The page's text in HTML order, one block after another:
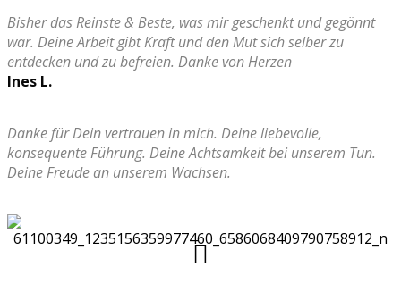
Bisher das Reinste & Beste, was mir geschenkt und gegönnt
war. Deine Arbeit gibt Kraft und den Mut sich selber zu
entdecken und zu befreien. Danke von Herzen
Ines L.
Danke für Dein vertrauen in mich. Deine liebevolle,
konsequente Führung. Deine Achtsamkeit bei unserem Tun.
Deine Freude an unserem Wachsen.